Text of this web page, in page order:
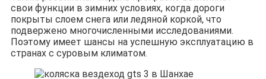
свои функции в зимних условиях, когда дороги
покрыты слоем снега или ледяной коркой, что
подвержено многочисленными исследованиями.
Поэтому имеет шансы на успешную эксплуатацию в
странах с суровым климатом.